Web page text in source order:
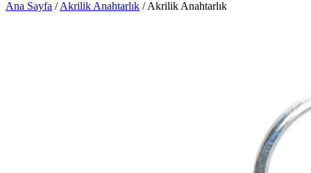
Ana Sayfa / Akrilik Anahtarlık / Akrilik Anahtarlık